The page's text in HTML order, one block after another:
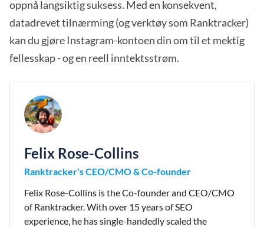
oppnå langsiktig suksess. Med en konsekvent,
datadrevet tilnærming (og verktøy som Ranktracker)
kan du gjøre Instagram-kontoen din om til et mektig
fellesskap - og en reell inntektsstrøm.
Felix Rose-Collins
Ranktracker's CEO/CMO & Co-founder
Felix Rose-Collins is the Co-founder and CEO/CMO
of Ranktracker. With over 15 years of SEO
experience, he has single-handedly scaled the